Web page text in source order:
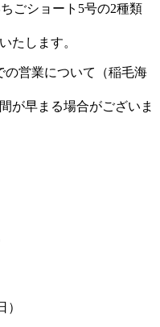
ごショート5号の2種類
たします。
の営業について（稲毛海
が早まる場合がございま